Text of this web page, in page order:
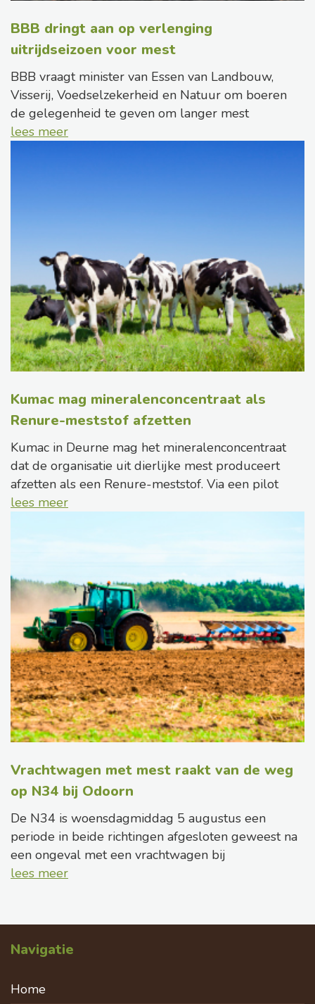
BBB dringt aan op verlenging
uitrijdseizoen voor mest
BBB vraagt minister van Essen van Landbouw,
Visserij, Voedselzekerheid en Natuur om boeren
de gelegenheid te geven om langer mest
lees meer
Kumac mag mineralenconcentraat als
Renure-meststof afzetten
Kumac in Deurne mag het mineralenconcentraat
dat de organisatie uit dierlijke mest produceert
afzetten als een Renure-meststof. Via een pilot
lees meer
Vrachtwagen met mest raakt van de weg
op N34 bij Odoorn
De N34 is woensdagmiddag 5 augustus een
periode in beide richtingen afgesloten geweest na
een ongeval met een vrachtwagen bij
lees meer
Navigatie
Home